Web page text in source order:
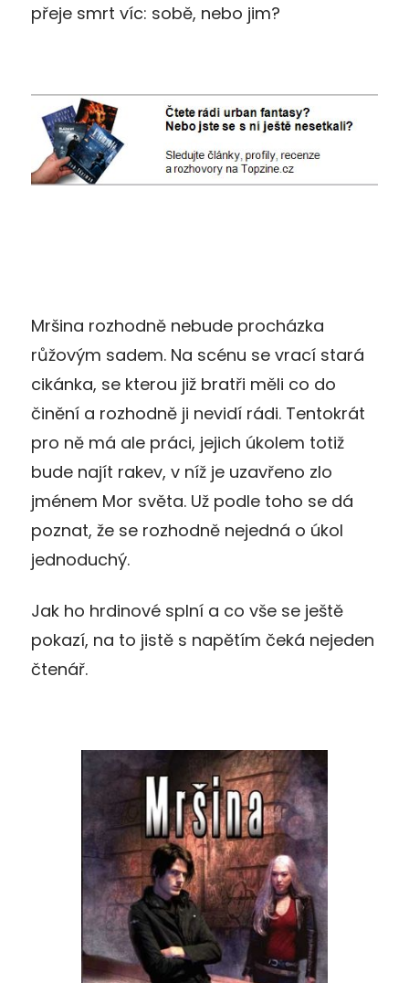
přeje smrt víc: sobě, nebo jim?
Mršina rozhodně nebude procházka
růžovým sadem. Na scénu se vrací stará
cikánka, se kterou již bratři měli co do
činění a rozhodně ji nevidí rádi. Tentokrát
pro ně má ale práci, jejich úkolem totiž
bude najít rakev, v níž je uzavřeno zlo
jménem Mor světa. Už podle toho se dá
poznat, že se rozhodně nejedná o úkol
jednoduchý.
Jak ho hrdinové splní a co vše se ještě
pokazí, na to jistě s napětím čeká nejeden
čtenář.